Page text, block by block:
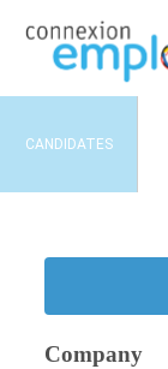
CANDIDATES
Company